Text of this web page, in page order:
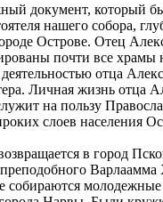
документ, который
нашего собора,
Острове. Отец
почти все храмы
отца
Личная жизнь отца
на пользу
слоев населения
в город
собираются